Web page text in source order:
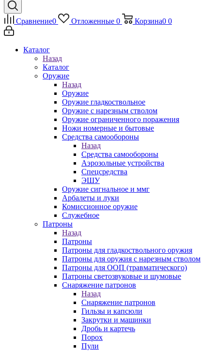
Сравнение0 Отложенные 0 Корзина0 0
Каталог
Назад
Каталог
Оружие
Назад
Оружие
Оружие гладкоствольное
Оружие с нарезным стволом
Оружие ограниченного поражения
Ножи номерные и бытовые
Средства самообороны
Назад
Средства самообороны
Аэрозольные устройства
Спецсредства
ЭШУ
Оружие сигнальное и ммг
Арбалеты и луки
Комиссионное оружие
Служебное
Патроны
Назад
Патроны
Патроны для гладкоствольного оружия
Патроны для оружия с нарезным стволом
Патроны для ООП (травматического)
Патроны светозвуковые и шумовые
Снаряжение патронов
Назад
Снаряжение патронов
Гильзы и капсюли
Закрутки и машинки
Дробь и картечь
Порох
Пули